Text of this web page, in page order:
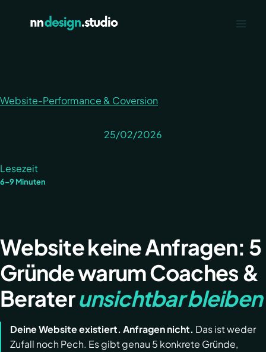
Website-Performance & Coversion
25/02/2026
Lesezeit
6–9 Minuten
Website keine Anfragen: 5
Gründe warum Coaches &
Beraterunsichtbar bleiben
Deine Website existiert. Anfragen nicht. Das ist weder
Zufall noch Pech. Es gibt genau 5 konkrete Gründe,